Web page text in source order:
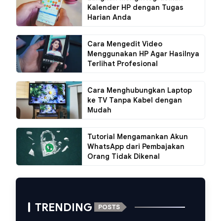
Kalender HP dengan Tugas
Harian Anda
Cara Mengedit Video
Menggunakan HP Agar Hasilnya
Terlihat Profesional
Cara Menghubungkan Laptop
ke TV Tanpa Kabel dengan
Mudah
Tutorial Mengamankan Akun
WhatsApp dari Pembajakan
Orang Tidak Dikenal
TRENDING POSTS